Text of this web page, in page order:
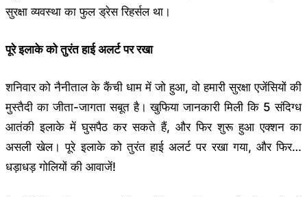
सुरक्षा व्यवस्था का फुल ड्रेस रिहर्सल था।
पूरे इलाके को तुरंत हाई अलर्ट पर रखा
शनिवार को नैनीताल के कैंची धाम में जो हुआ, वो हमारी सुरक्षा एजेंसियों की
मुस्तैदी का जीता-जागता सबूत है। खुफिया जानकारी मिली कि 5 संदिग्ध
आतंकी इलाके में घुसपैठ कर सकते हैं, और फिर शुरू हुआ एक्शन का
असली खेल। पूरे इलाके को तुरंत हाई अलर्ट पर रखा गया, और फिर…
धड़ाधड़ गोलियों की आवाजें!